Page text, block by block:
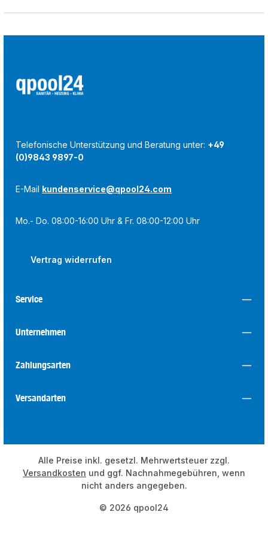
Telefonische Unterstützung und Beratung unter: +49
(0)9843 9897-0
E-Mail kundenservice@qpool24.com
Mo.- Do. 08:00-16:00 Uhr & Fr. 08:00-12:00 Uhr
Vertrag widerrufen
Service
Unternehmen
Zahlungsarten
Versandarten
© 2026 qpool24
Alle Preise inkl. gesetzl. Mehrwertsteuer zzgl.
Versandkosten und ggf. Nachnahmegebühren, wenn
nicht anders angegeben.